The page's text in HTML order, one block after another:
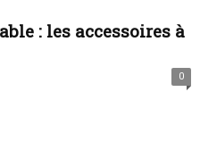
: les accessoires à
0